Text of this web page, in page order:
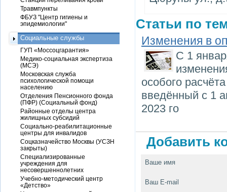
Статьи по
Изменения в
С 1
особого
введённый с 1
2023 го
Добавить
Ваше имя
Ваш E-mail
Травмпункты
ФБУЗ "Центр гигиены и
эпидемиологии"
Социальные службы
ГУП «Моссоцгарантия»
Медико-социальная экспертиза
(МСЭ)
Московская служба
психологической помощи
населению
Отделения Пенсионного фонда
(ПФР) (Социальный фонд)
Районные отделы центра
жилищных субсидий
Социально-реабилитационные
центры для инвалидов
Соцказначейство Москвы (УСЗН
закрыты)
Специализированные
учреждения для
несовершеннолетних
Учебно-методический центр
«Детство»